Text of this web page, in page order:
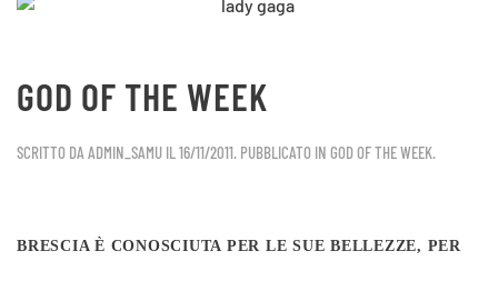
GOD OF THE WEEK
SCRITTO DA ADMIN_SAMU IL16/11/2011. PUBBLICATO IN GOD OF THE WEEK.
BRESCIA È CONOSCIUTA PER LE SUE BELLEZZE, PER